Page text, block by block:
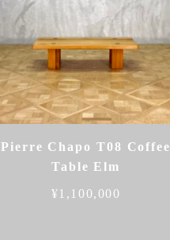
Pierre Chapo T08 Coffee
Table Elm
¥1,100,000